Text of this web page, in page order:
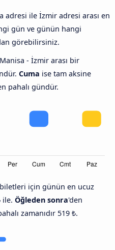
adresi ile İzmir adresi arası en
gün ve günün hangi
görebilirsiniz.
- İzmir arası bir
Cuma ise tam aksine
pahalı gündür.
için günün en ucuz
ile. Öğleden sonra'den
zamanıdır 519 ₺.